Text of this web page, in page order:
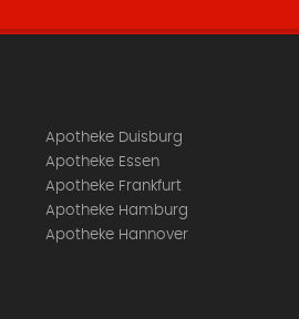
Apotheke Duisburg
Apotheke Essen
Apotheke Frankfurt
Apotheke Hamburg
Apotheke Hannover